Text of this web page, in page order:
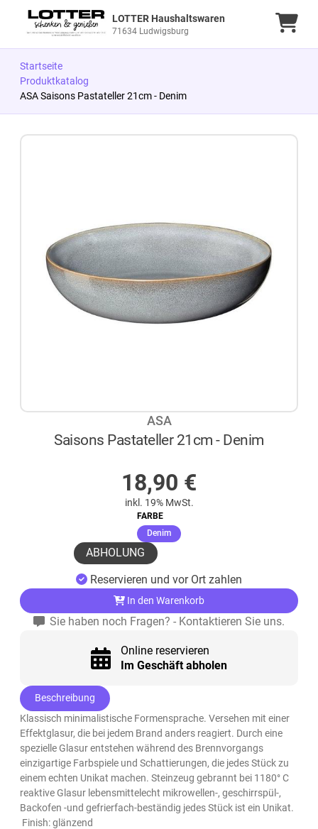
LOTTER Haushaltswaren
71634 Ludwigsburg
Startseite
Produktkatalog
ASA Saisons Pastateller 21cm - Denim
ASA
Saisons Pastateller 21cm - Denim
18,90 €
inkl. 19% MwSt.
FARBE
Denim(ausgewählt)
ABHOLUNG
Reservieren und vor Ort zahlen
In den Warenkorb
Sie haben noch Fragen? - Kontaktieren Sie uns.
Online reservieren
Im Geschäft abholen
Beschreibung
Klassisch minimalistische Formensprache. Versehen mit einer
Effektglasur, die bei jedem Brand anders reagiert. Durch eine
spezielle Glasur entstehen während des Brennvorgangs
einzigartige Farbspiele und Schattierungen, die jedes Stück zu
einem echten Unikat machen. Steinzeug gebrannt bei 1180° C
reaktive Glasur lebensmittelecht mikrowellen-, geschirrspül-,
Backofen -und gefrierfach-beständig jedes Stück ist ein Unikat.
Finish: glänzend